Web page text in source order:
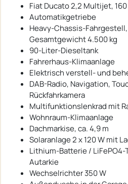
Fiat Ducato 2,2 Multijet, 160
Automatikgetriebe
Heavy-Chassis-
Gesamtgewicht 4.500 kg
90-Liter-Dieseltank
Fahrerhaus-Klimaanlage
Elektrisch verstell- und
DAB-Radio, Navigation,
Rückfahrkamera
Multifunktionslenkrad mit
Wohnraum-Klimaanlage
Dachmarkise, ca. 4,9 m
Solaranlage 2 x 120 W mit
Lithium-Batterie / LiFePO4-
Autarkie
Wechselrichter 350 W